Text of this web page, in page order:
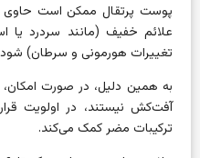
پوست پرتقال ممکن است حاوی
علائم خفیف (مانند سردرد یا
تغییرات هورمونی و سرطان)
به همین دلیل، در صورت امکان،
آفت‌کش نیستند، در اولویت
ترکیبات مضر کمک می‌کند.